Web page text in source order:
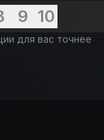
9 10
для вас точнее